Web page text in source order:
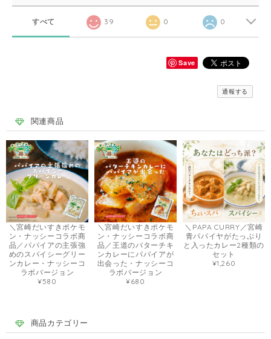
すべて 39 0 0
Save
通報する
関連商品
＼宮崎だいすきポケモ
ン・ナッシーコラボ商
品／パパイアの主張強
めのスパイシーグリー
ンカレー・ナッシーコ
ラボバージョン
¥580
＼宮崎だいすきポケモ
ン・ナッシーコラボ商
品／王道のバターチキ
ンカレーにパパイアが
出会った・ナッシーコ
ラボバージョン
¥680
＼PAPA CURRY／宮崎
青パパイヤがたっぷり
と入ったカレー2種類の
セット
¥1,260
商品カテゴリー